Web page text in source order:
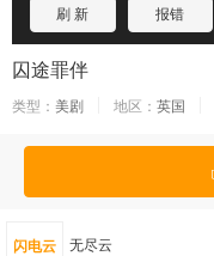
刷 新 报错
囚途罪伴
类型： 美剧 地区： 英国
闪电云 无尽云